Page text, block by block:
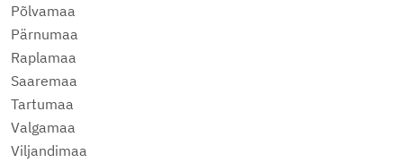
Põlvamaa
Pärnumaa
Raplamaa
Saaremaa
Tartumaa
Valgamaa
Viljandimaa